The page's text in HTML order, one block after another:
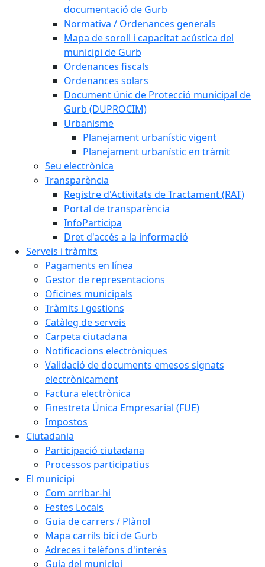
documentació de Gurb
Normativa / Ordenances generals
Mapa de soroll i capacitat acústica del
municipi de Gurb
Ordenances fiscals
Ordenances solars
Document únic de Protecció municipal de
Gurb (DUPROCIM)
Urbanisme
Planejament urbanístic vigent
Planejament urbanístic en tràmit
Seu electrònica
Transparència
Registre d'Activitats de Tractament (RAT)
Portal de transparència
InfoParticipa
Dret d'accés a la informació
Serveis i tràmits
Pagaments en línea
Gestor de representacions
Oficines municipals
Tràmits i gestions
Catàleg de serveis
Carpeta ciutadana
Notificacions electròniques
Validació de documents emesos signats
electrònicament
Factura electrònica
Finestreta Única Empresarial (FUE)
Impostos
Ciutadania
Participació ciutadana
Processos participatius
El municipi
Com arribar-hi
Festes Locals
Guia de carrers / Plànol
Mapa carrils bici de Gurb
Adreces i telèfons d'interès
Guia del municipi